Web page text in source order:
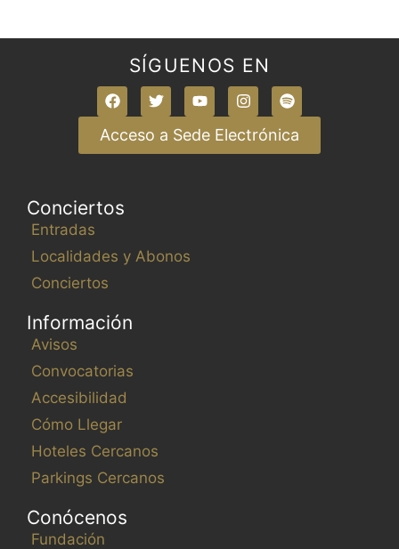
SÍGUENOS EN
Acceso a Sede Electrónica
Conciertos
Entradas
Localidades y Abonos
Conciertos
Información
Avisos
Convocatorias
Accesibilidad
Cómo Llegar
Hoteles Cercanos
Parkings Cercanos
Conócenos
Fundación